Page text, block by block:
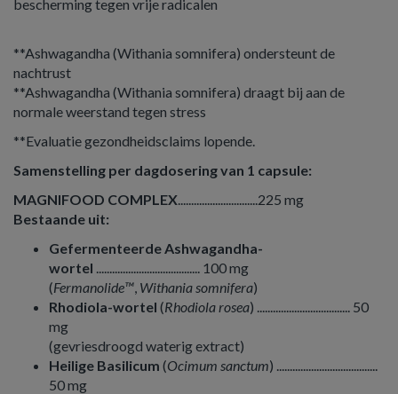
bescherming tegen vrije radicalen
**Ashwagandha (Withania somnifera) ondersteunt de
nachtrust
**Ashwagandha (Withania somnifera) draagt bij aan de
normale weerstand tegen stress
**Evaluatie gezondheidsclaims lopende.
Samenstelling per dagdosering van 1 capsule:
MAGNIFOOD COMPLEX..............................225 mg
Bestaande uit:
Gefermenteerde Ashwagandha-
wortel ....................................... 100 mg
(Fermanolide™, Withania somnifera)
Rhodiola-wortel (Rhodiola rosea) ................................... 50
mg
(gevriesdroogd waterig extract)
Heilige Basilicum (Ocimum sanctum) ......................................
50 mg